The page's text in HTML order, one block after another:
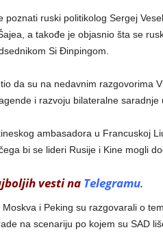
poznati ruski politikolog Sergej
a takođe je objasnio šta se
Si Đinpingom.
da su na nedavnim razgovorima
i razvoju bilateralne saradnje
ambasadora u Francuskoj
bi se lideri Rusije i Kine mogli
vesti na Telegramu.
i Peking su razgovarali o
na scenariju po kojem su SAD